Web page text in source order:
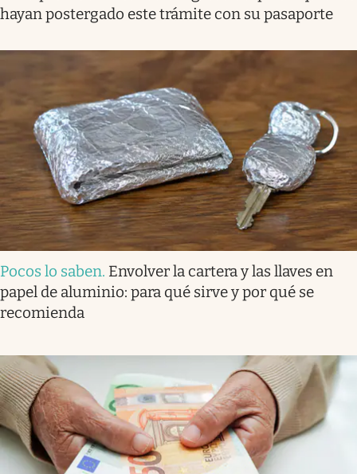
hayan postergado este trámite con su pasaporte
Pocos lo saben. Envolver la cartera y las llaves en
papel de aluminio: para qué sirve y por qué se
recomienda